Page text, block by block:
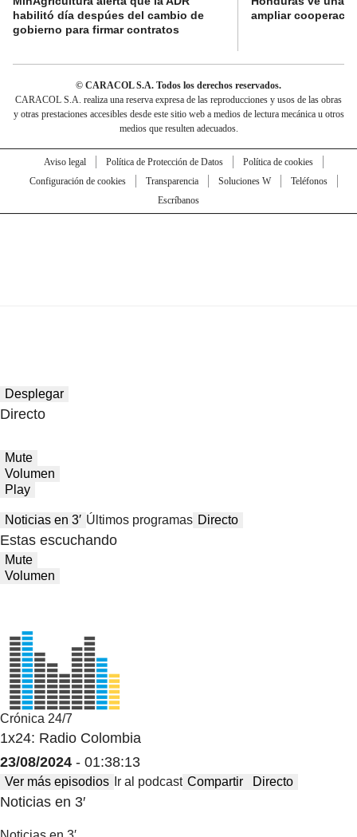
habilitó día despúes del cambio de
gobierno para firmar contratos
ampliar
© CARACOL S.A. Todos los derechos reservados.
CARACOL S.A. realiza una reserva expresa de las reproducciones y usos de las obras
y otras prestaciones accesibles desde este sitio web a medios de lectura mecánica u otros
medios que resulten adecuados.
Aviso legal Política de Protección de Datos
Política de cookies
Configuración de cookies
Transparencia Soluciones W
Teléfonos
Escríbanos
Desplegar
Directo
Mute
Volumen
Play
Noticias en 3′ Últimos programas Directo
Estas escuchando
Mute
Volumen
Crónica 24/7
1x24: Radio Colombia
23/08/2024 - 01:38:13
Ver más episodios Ir al podcast Compartir Directo
Noticias en 3′